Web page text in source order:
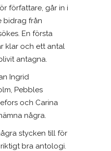
författare, går in i
bidrag från
En första
klar och ett antal
antagna.
Ingrid
Pebbles
och Carina
några.
stycken till för
bra antologi.